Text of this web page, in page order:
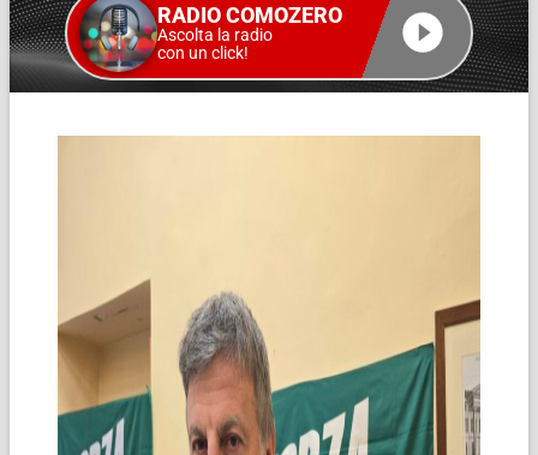
RADIO COMOZERO
Ascolta la radio
con un click!